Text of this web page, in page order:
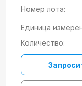
Номер лота:
Единица
Количество: